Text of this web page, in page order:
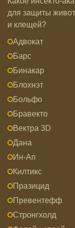
для защиты
и клещей?
Адвокат
Барс
Бинакар
Блохнэт
Больфо
Бравекто
Вектра 3D
Дана
Ин-Ап
Килтикс
Празицид
Превентефф
Стронгхолд